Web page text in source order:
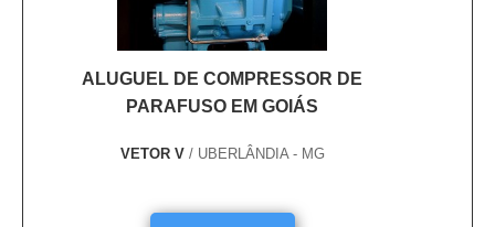
ALUGUEL DE COMPRESSOR DE
PARAFUSO EM GOIÁS
VETOR V / UBERLÂNDIA - MG